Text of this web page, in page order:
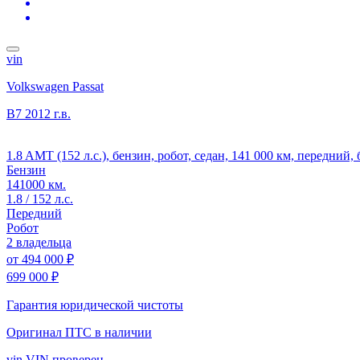
vin
Volkswagen Passat
B7 2012 г.в.
1.8 AMT (152 л.с.), бензин, робот, седан, 141 000 км, передний,
Бензин
141000 км.
1.8 / 152 л.с.
Передний
Робот
2 владельца
от 494 000 ₽
699 000 ₽
Гарантия юридической чистоты
Оригинал ПТС в наличии